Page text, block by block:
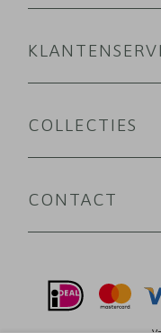
COLLECTIES
CONTACT